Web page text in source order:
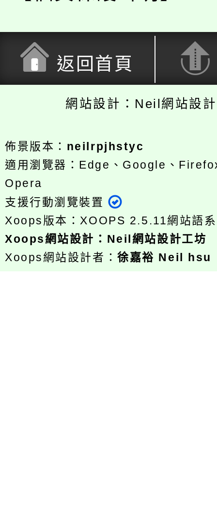
返回首頁
網站設計：Neil網站設
佈景版本： neilrpjhstyc
適用瀏覽器：Edge、Google、
Opera
支援行動瀏覽裝置
Xoops版本：XOOPS 2.5.11網站語
Xoops網站設計 ： Neil網站設計工坊
Xoops網站設計者：徐嘉裕 Neil hsu